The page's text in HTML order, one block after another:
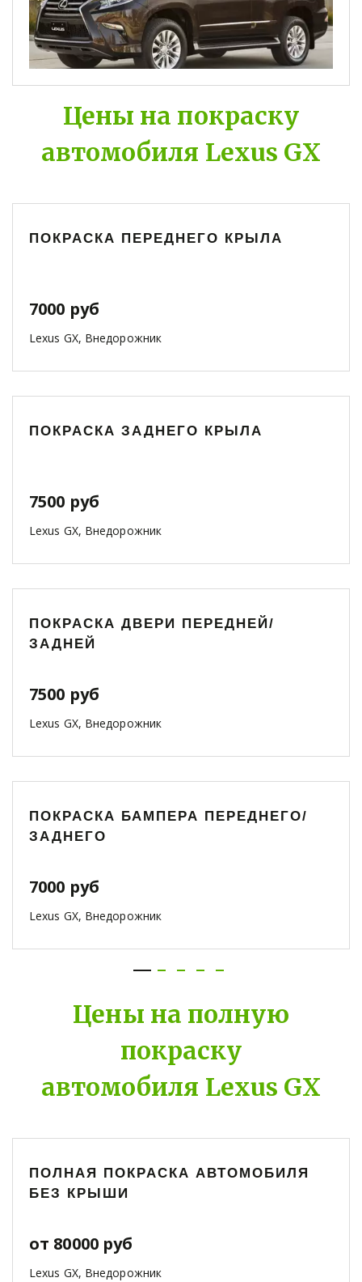
Цены на покраску
автомобиля Lexus GX
ПОКРАСКА ПЕРЕДНЕГО КРЫЛА
7000 руб
Lexus GX, Внедорожник
ПОКРАСКА ЗАДНЕГО КРЫЛА
7500 руб
Lexus GX, Внедорожник
ПОКРАСКА ДВЕРИ ПЕРЕДНЕЙ/
ЗАДНЕЙ
7500 руб
Lexus GX, Внедорожник
ПОКРАСКА БАМПЕРА ПЕРЕДНЕГО/
ЗАДНЕГО
7000 руб
Lexus GX, Внедорожник
Цены на полную
покраску
автомобиля Lexus GX
ПОЛНАЯ ПОКРАСКА АВТОМОБИЛЯ
БЕЗ КРЫШИ
от 80000 руб
Lexus GX, Внедорожник